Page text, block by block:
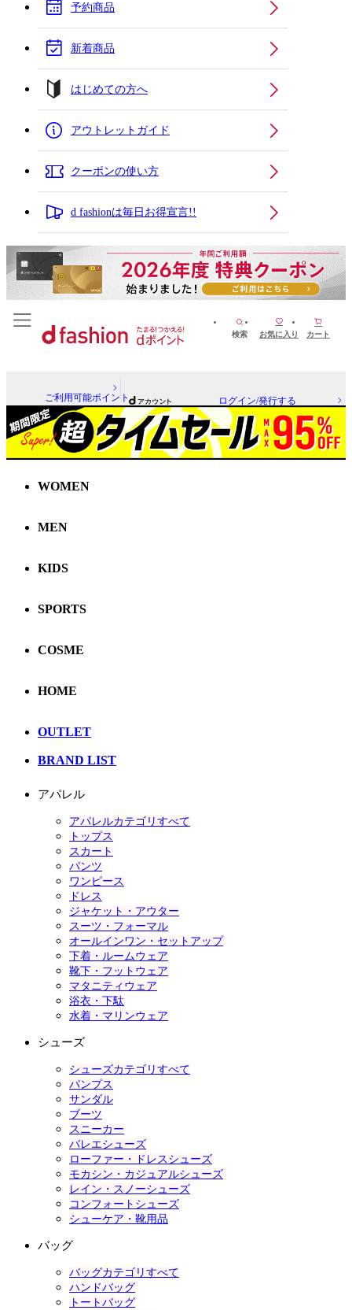
予約商品
新着商品
はじめての方へ
アウトレットガイド
クーポンの使い方
d fashionは毎日お得宣言!!
検索 お気に入り カート
ご利用可能ポイント ログイン/発行する
WOMEN
MEN
KIDS
SPORTS
COSME
HOME
OUTLET
BRAND LIST
アパレル
アパレルカテゴリすべて
トップス
スカート
パンツ
ワンピース
ドレス
ジャケット・アウター
スーツ・フォーマル
オールインワン・セットアップ
下着・ルームウェア
靴下・フットウェア
マタニティウェア
浴衣・下駄
水着・マリンウェア
シューズ
シューズカテゴリすべて
パンプス
サンダル
ブーツ
スニーカー
バレエシューズ
ローファー・ドレスシューズ
モカシン・カジュアルシューズ
レイン・スノーシューズ
コンフォートシューズ
シューケア・靴用品
バッグ
バッグカテゴリすべて
ハンドバッグ
トートバッグ